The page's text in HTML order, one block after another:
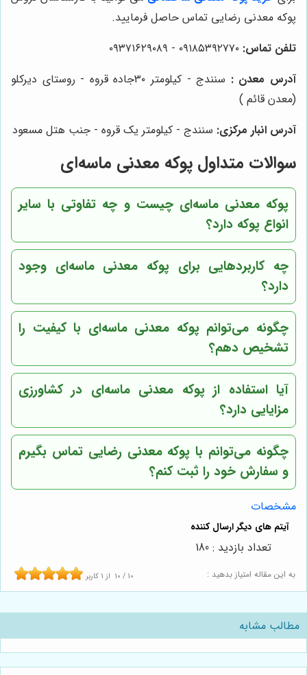
پوکه معدنی رضایی تماس حاصل فرمایید.
تلفن تماس:
آدرس معدن :
سنندج - کیلومتر ۳۰جاده قروه - روستای دیرکلو
(معدن قائم )
آدرس انبار مرکزی: سنندج - کیلومتر یک قروه - جنب هتل مسعود
سوالات متداول پوکه معدنی ماسه‌ای
پوکه معدنی ماسه‌ای چیست و چه تفاوتی با سایر
انواع پوکه دارد؟
چه کاربردهایی برای پوکه معدنی ماسه‌ای وجود
دارد؟
چگونه می‌توانم پوکه معدنی ماسه‌ای با کیفیت را
تشخیص دهم؟
آیا استفاده از پوکه معدنی ماسه‌ای در کشاورزی
مزایایی دارد؟
چگونه می‌توانم با پوکه معدنی رضایی تماس بگیرم
و سفارش خود را ثبت کنم؟
مشخصات
به این مقاله امتیاز بدهید : 10 / 10 از 1 کاربر
تعداد بازدید : 180
مطالب مشابه